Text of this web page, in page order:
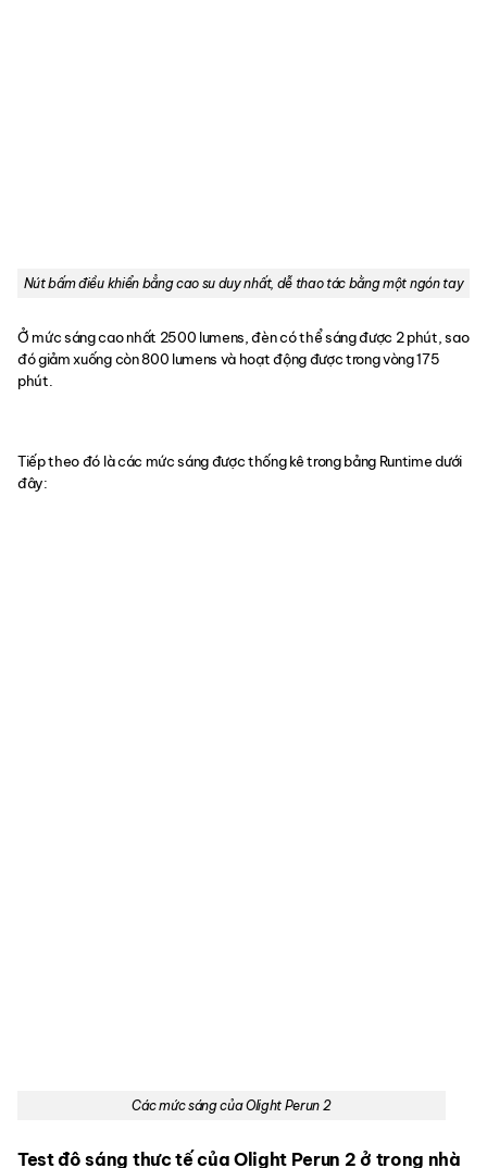
Nút bấm điều khiển bẳng cao su duy nhất, dễ thao tác bằng một ngón tay
Ở mức sáng cao nhất 2500 lumens, đèn có thể sáng được 2 phút, sao
đó giảm xuống còn 800 lumens và hoạt động được trong vòng 175
phút.
Tiếp theo đó là các mức sáng được thống kê trong bảng Runtime dưới
đây:
Các mức sáng của Olight Perun 2
Test độ sáng thực tế của Olight Perun 2 ở trong nhà